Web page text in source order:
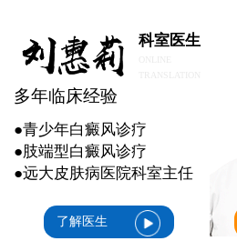
科室医生
多年临床经验
●青少年白癜风诊疗
●肢端型白癜风诊疗
●远大皮肤病医院科室主任
了解医生